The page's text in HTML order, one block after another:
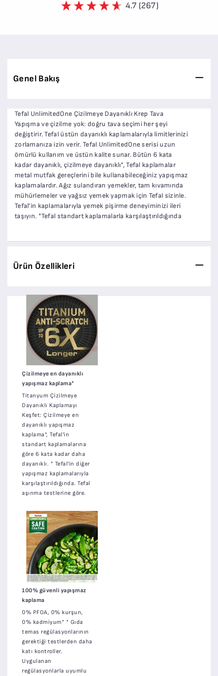
4.7 (267)
Genel Bakış
Tefal UnlimitedOne Çizilmeye Dayanıklı Krep Tava
Yapışma ve çizilme yok: doğru tava seçimi her şeyi
değiştirir. Tefal üstün dayanıklı kaplamalarıyla limitlerinizi
zorlamanıza izin verir. Tefal UnlimitedOne serisi uzun
ömürlü kullanım ve üstün kalite sunar. Bütün 6 kata
kadar dayanıklı, çizilmeye dayanıklı*, Tefal kaplamalar
metal mutfak gereçlerini bile kullanabileceğiniz yapışmaz
kaplamalardır. Ağız sulandıran yemekler, tam kıvamında
mühürlemeler ve yağsız yemek yapmak için Tefal sizinle.
Tefal'in kaplamalarıyla yemek pişirme deneyiminizi ileri
taşıyın. *Tefal standart kaplamalarla karşılaştırıldığında
Ürün Özellikleri
Çizilmeye en dayanıklı
yapışmaz kaplama*
Titanyum Çizilmeye
Dayanıklı Kaplamayı
Keşfet: Çizilmeye en
dayanıklı yapışmaz
kaplama*, Tefal'in
standart kaplamalarına
göre 6 kata kadar daha
dayanıklı. * Tefal'in diğer
yapışmaz kaplamalarıyla
karşılaştırıldığında. Tefal
aşınma testlerine göre.
100% güvenli yapışmaz
kaplama
0% PFOA, 0% kurşun,
0% kadmiyum* * Gıda
temas regülasyonlarının
gerektiği testlerden daha
katı kontroller.
Uygulanan
regülasyonlarla uyumlu